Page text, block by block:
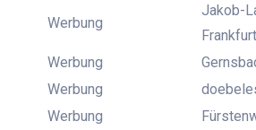
Werbung
Jakob-
Werbung
Werbung
Werbung